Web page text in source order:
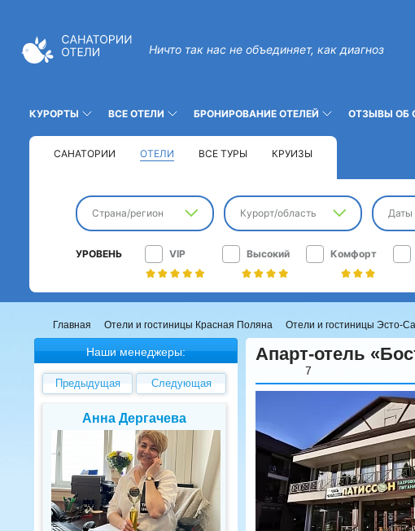
Ничто так нас не объединяет, как диагноз
КУРОРТЫ ВСЕ ОТЕЛИ БРОНИРОВАНИЕ ОТЕЛЕЙ ОТЗЫВЫ ОБ
САНАТОРИИ ОТЕЛИ ВСЕ ТУРЫ КРУИЗЫ
Страна/регион Курорт/область Даты
УРОВЕНЬ VIP Высокий Комфорт
Главная Отели и гостиницы Красная Поляна Отели и гостиницы Эсто-
Наши менеджеры:
Предыдущая Следующая
Елена Валуева Светлана
Апарт-отель
7